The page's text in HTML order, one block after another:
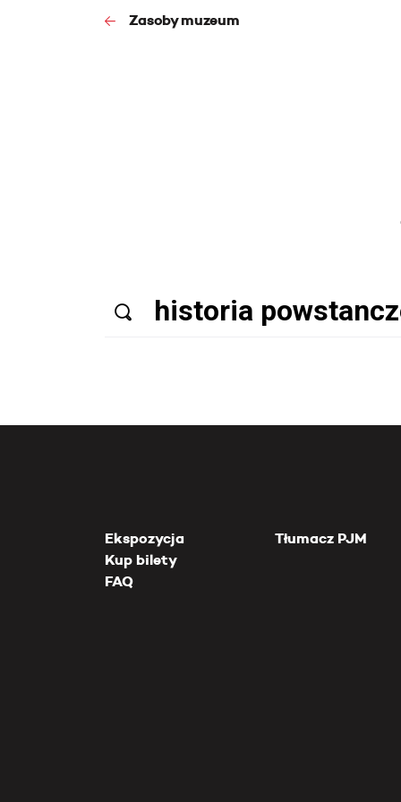
Zasoby muzeum
Ekspozycja
Kup bilety
FAQ
Tłumacz PJM